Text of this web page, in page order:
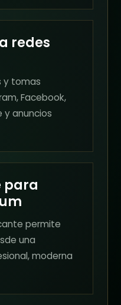
redes
y tomas
Facebook,
y anuncios
para
permite
una
moderna